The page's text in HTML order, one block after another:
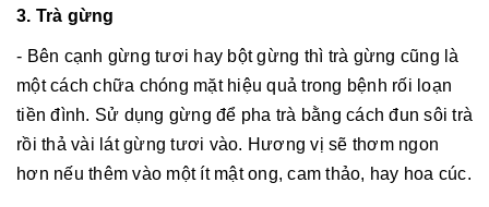
3. Trà gừng
- Bên cạnh gừng tươi hay bột gừng thì trà gừng cũng là
một cách chữa chóng mặt hiệu quả trong bệnh rối loạn
tiền đình. Sử dụng gừng để pha trà bằng cách đun sôi trà
rồi thả vài lát gừng tươi vào. Hương vị sẽ thơm ngon
hơn nếu thêm vào một ít mật ong, cam thảo, hay hoa cúc.